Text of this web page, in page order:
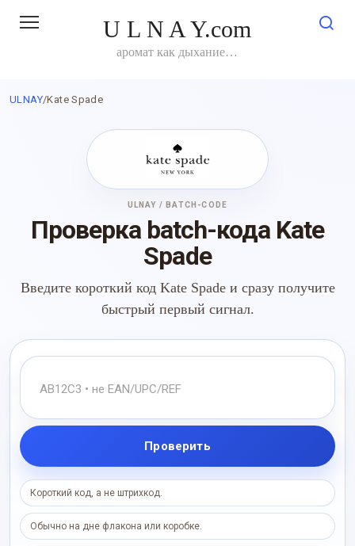
U L N A Y.com
аромат как дыхание…
ULNAY/Kate Spade
ULNAY / BATCH-CODE
Проверка batch-кода Kate
Spade
Введите короткий код Kate Spade и сразу получите
быстрый первый сигнал.
Проверить
Короткий код, а не штрихкод.
Обычно на дне флакона или коробке.